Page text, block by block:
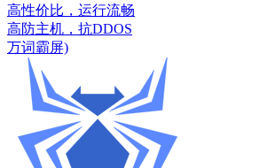
高性价比，运行流畅
高防主机，抗DDOS
万词霸屏)